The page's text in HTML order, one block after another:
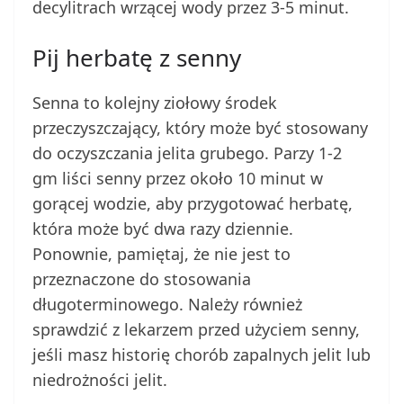
decylitrach wrzącej wody przez 3-5 minut.
Pij herbatę z senny
Senna to kolejny ziołowy środek
przeczyszczający, który może być stosowany
do oczyszczania jelita grubego. Parzy 1-2
gm liści senny przez około 10 minut w
gorącej wodzie, aby przygotować herbatę,
która może być dwa razy dziennie.
Ponownie, pamiętaj, że nie jest to
przeznaczone do stosowania
długoterminowego. Należy również
sprawdzić z lekarzem przed użyciem senny,
jeśli masz historię chorób zapalnych jelit lub
niedrożności jelit.